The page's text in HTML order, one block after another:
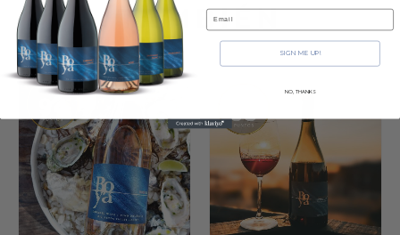
TAMBIÉN
Email
SIGN ME UP!
NO, THANKS